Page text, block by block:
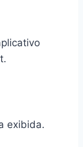
exibida.